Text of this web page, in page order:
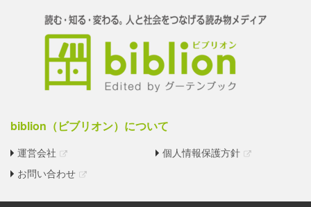
biblion（ビブリオン）について
運営会社
個人情報保護方針
お問い合わせ